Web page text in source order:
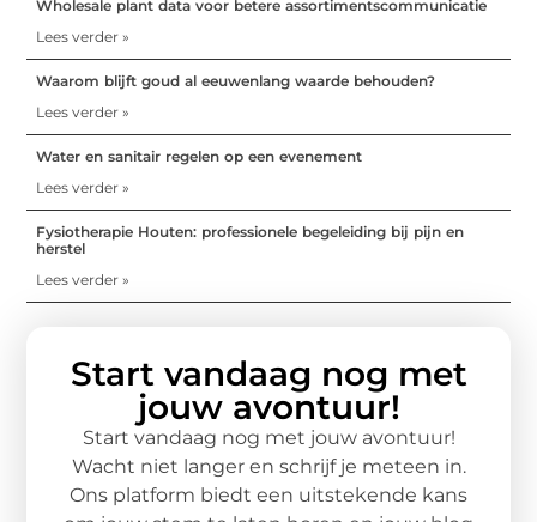
Wholesale plant data voor betere assortimentscommunicatie
Lees verder »
Waarom blijft goud al eeuwenlang waarde behouden?
Lees verder »
Water en sanitair regelen op een evenement
Lees verder »
Fysiotherapie Houten: professionele begeleiding bij pijn en
herstel
Lees verder »
Start vandaag nog met
jouw avontuur!
Start vandaag nog met jouw avontuur!
Wacht niet langer en schrijf je meteen in.
Ons platform biedt een uitstekende kans